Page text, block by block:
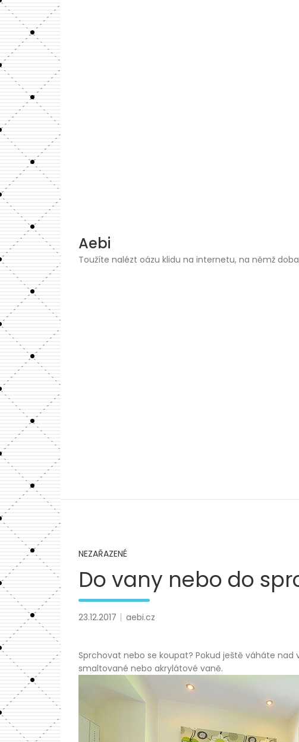
Aebi
Toužíte nalézt oázu klidu na internetu, na němž
NEZAŘAZENÉ
Do vany nebo do
23.12.2017 aebi.cz
Sprchovat nebo se koupat? Pokud ještě váháte
smaltované nebo akrylátové vaně.